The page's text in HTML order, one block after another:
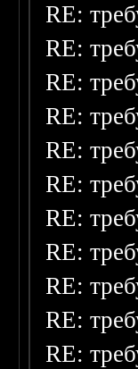
RE:
RE:
RE:
RE:
RE:
RE:
RE:
RE:
RE:
RE:
RE: